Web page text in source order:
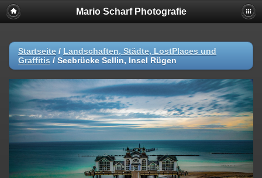
Mario Scharf Photografie
Startseite / Landschaften, Städte, LostPlaces und
Graffitis / Seebrücke Sellin, Insel Rügen